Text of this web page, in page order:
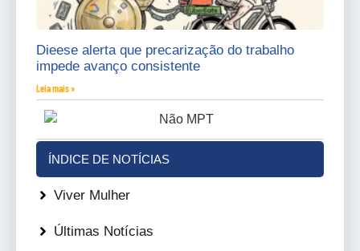
Dieese alerta que precarização do trabalho
impede avanço consistente
Leia mais »
ÍNDICE DE NOTÍCIAS
Viver Mulher
Últimas Notícias